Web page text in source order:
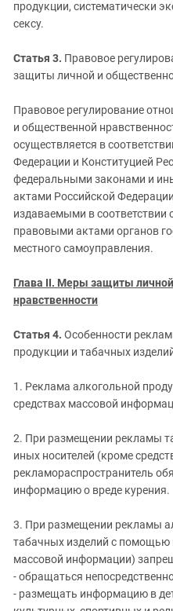
продукции, систематически
сексу.
Статья 3. Правовое
защиты личной и
Правовое регулирование
и общественной
осуществляется в
Федерации и Конституцией
федеральными законами и
актами Российской
издаваемыми в
правовыми актами органов
местного самоуправления.
Глава II. Меры защиты
нравственности
Статья 4. Особенности
продукции и табачных
1. Реклама алкогольной
средствах массовой
2. При размещении рекламы
иных носителей (кроме
рекламораспространитель
информацию о вреде курения.
3. При размещении рекламы
табачных изделий с помощью
массовой информации)
- обращаться
- размещать информацию в